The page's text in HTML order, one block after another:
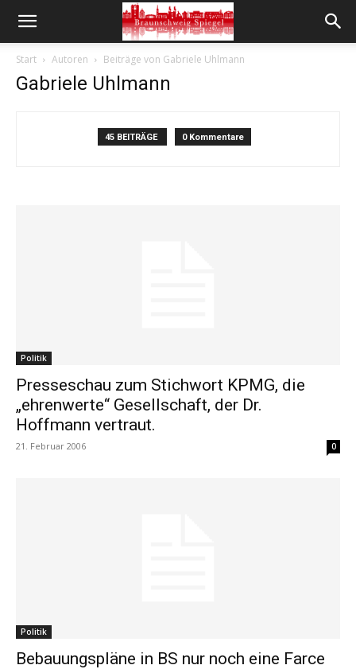
Start Autoren Beiträge von Gabriele Uhlmann
Gabriele Uhlmann
45 BEITRÄGE 0 Kommentare
Politik
Presseschau zum Stichwort KPMG, die
„ehrenwerte“ Gesellschaft, der Dr.
Hoffmann vertraut.
21. Februar 2006 0
Politik
Bebauungspläne in BS nur noch eine Farce